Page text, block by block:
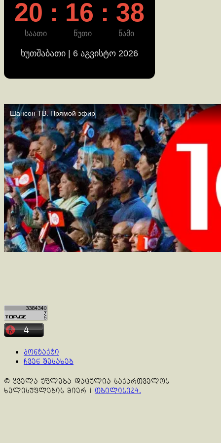
20 : 16 : 38
საათი წუთი წამი
ხუთშაბათი | 6 აგვისტო 2026
კონტაქტი
ჩვენ შესახებ
© ყველა უფლება დაცულია საქართველოს
ხელისუფლების მიერ | თბილისი24.